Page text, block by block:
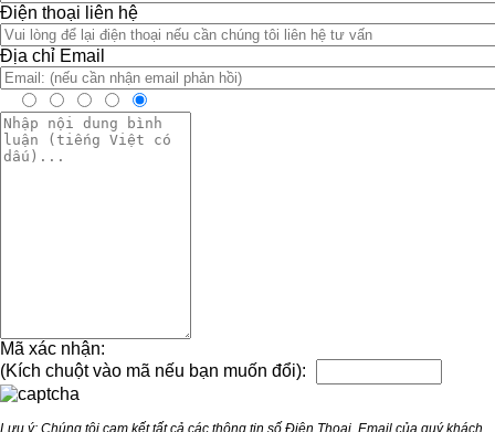
Điện thoại liên hệ
Địa chỉ Email
Mã xác nhận:
(Kích chuột vào mã nếu bạn muốn đổi):
Lưu ý: Chúng tôi cam kết tất cả các thông tin số Điện Thoại, Email của quý khách